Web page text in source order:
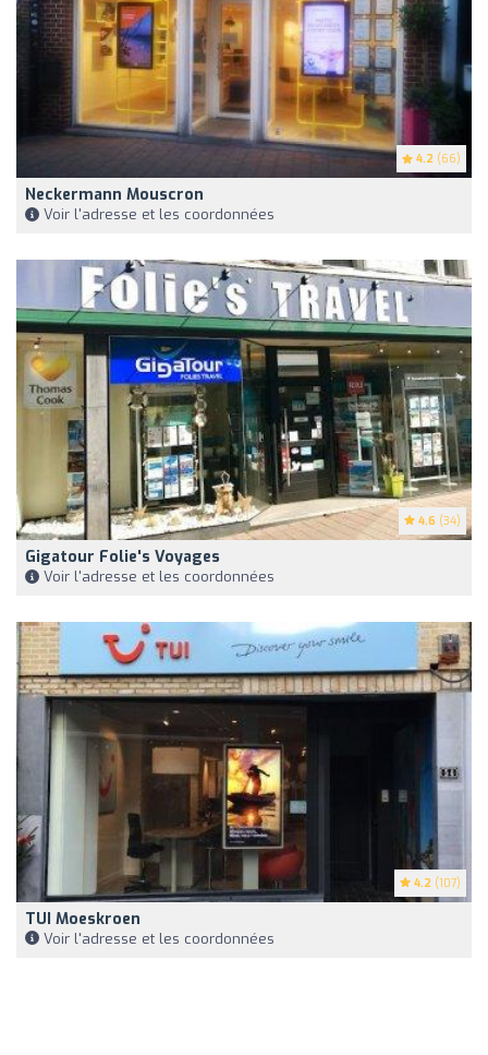
4.2 (66)
Neckermann Mouscron
Voir l'adresse et les coordonnées
4.6 (34)
Gigatour Folie's Voyages
Voir l'adresse et les coordonnées
4.2 (107)
TUI Moeskroen
Voir l'adresse et les coordonnées